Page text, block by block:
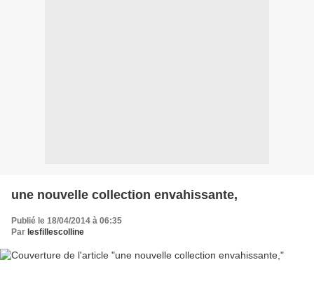
une nouvelle collection envahissante,
Publié le 18/04/2014 à 06:35
Par lesfillescolline